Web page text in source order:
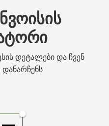
დეტალები და ჩვენ
დანარჩენს